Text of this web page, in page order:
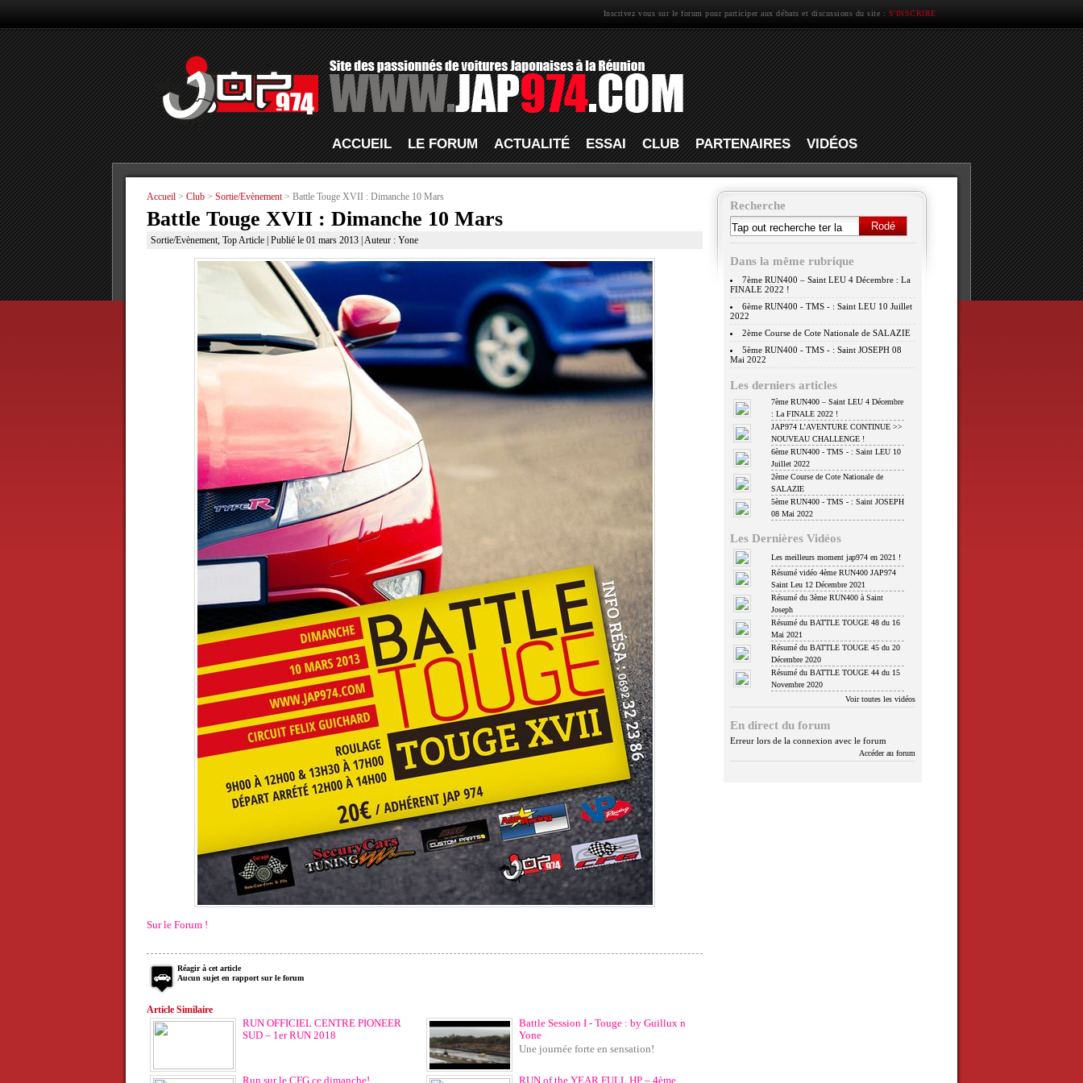
Inscrivez vous sur le forum pour participer aux débats et discussions du site : S'INSCRIRE
ACCUEIL LE FORUM ACTUALITÉ ESSAI CLUB PARTENAIRES VIDÉOS
Accueil > Club > Sortie/Evènement> Battle Touge XVII : Dimanche 10 Mars
Battle Touge XVII : Dimanche 10 Mars
Sortie/Evènement, Top Article| Publié le 01 mars 2013 | Auteur : Yone
Sur le Forum !
Réagir à cet article
Aucun sujet en rapport sur le forum
Article Similaire
RUN OFFICIEL CENTRE PIONEER
SUD – 1er RUN 2018
Battle Session I - Touge : by Guillux n
Yone
Une journée forte en sensation!
Run sur le CFG ce dimanche! RUN of the YEAR FULL HP – 4ème
Recherche
Dans la même rubrique
7ème RUN400 – Saint LEU 4 Décembre : La
FINALE 2022 !
6ème RUN400 - TMS - : Saint LEU 10 Juillet
2022
2ème Course de Cote Nationale de SALAZIE
5ème RUN400 - TMS - : Saint JOSEPH 08
Mai 2022
Les derniers articles
7ème RUN400 – Saint LEU 4 Décembre
: La FINALE 2022 !
JAP974 L’AVENTURE CONTINUE >>
NOUVEAU CHALLENGE !
6ème RUN400 - TMS - : Saint LEU 10
Juillet 2022
2ème Course de Cote Nationale de
SALAZIE
5ème RUN400 - TMS - : Saint JOSEPH
08 Mai 2022
Les Dernières Vidéos
Les meilleurs moment jap974 en 2021 !
Résumé vidéo 4ème RUN400 JAP974
Saint Leu 12 Décembre 2021
Résumé du 3ème RUN400 à Saint
Joseph
Résumé du BATTLE TOUGE 48 du 16
Mai 2021
Résumé du BATTLE TOUGE 45 du 20
Décembre 2020
Résumé du BATTLE TOUGE 44 du 15
Novembre 2020
Voir toutes les vidéos
En direct du forum
Erreur lors de la connexion avec le forum
Accéder au forum